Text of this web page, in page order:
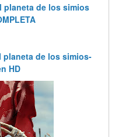
planeta de los simios
planeta de los simios-
HD